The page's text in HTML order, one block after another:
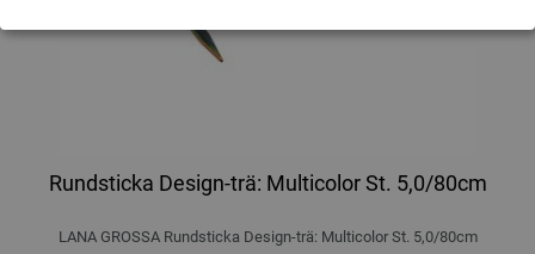
Rundsticka Design-trä: Multicolor St. 5,0/80cm
LANA GROSSA Rundsticka Design-trä: Multicolor St. 5,0/80cm